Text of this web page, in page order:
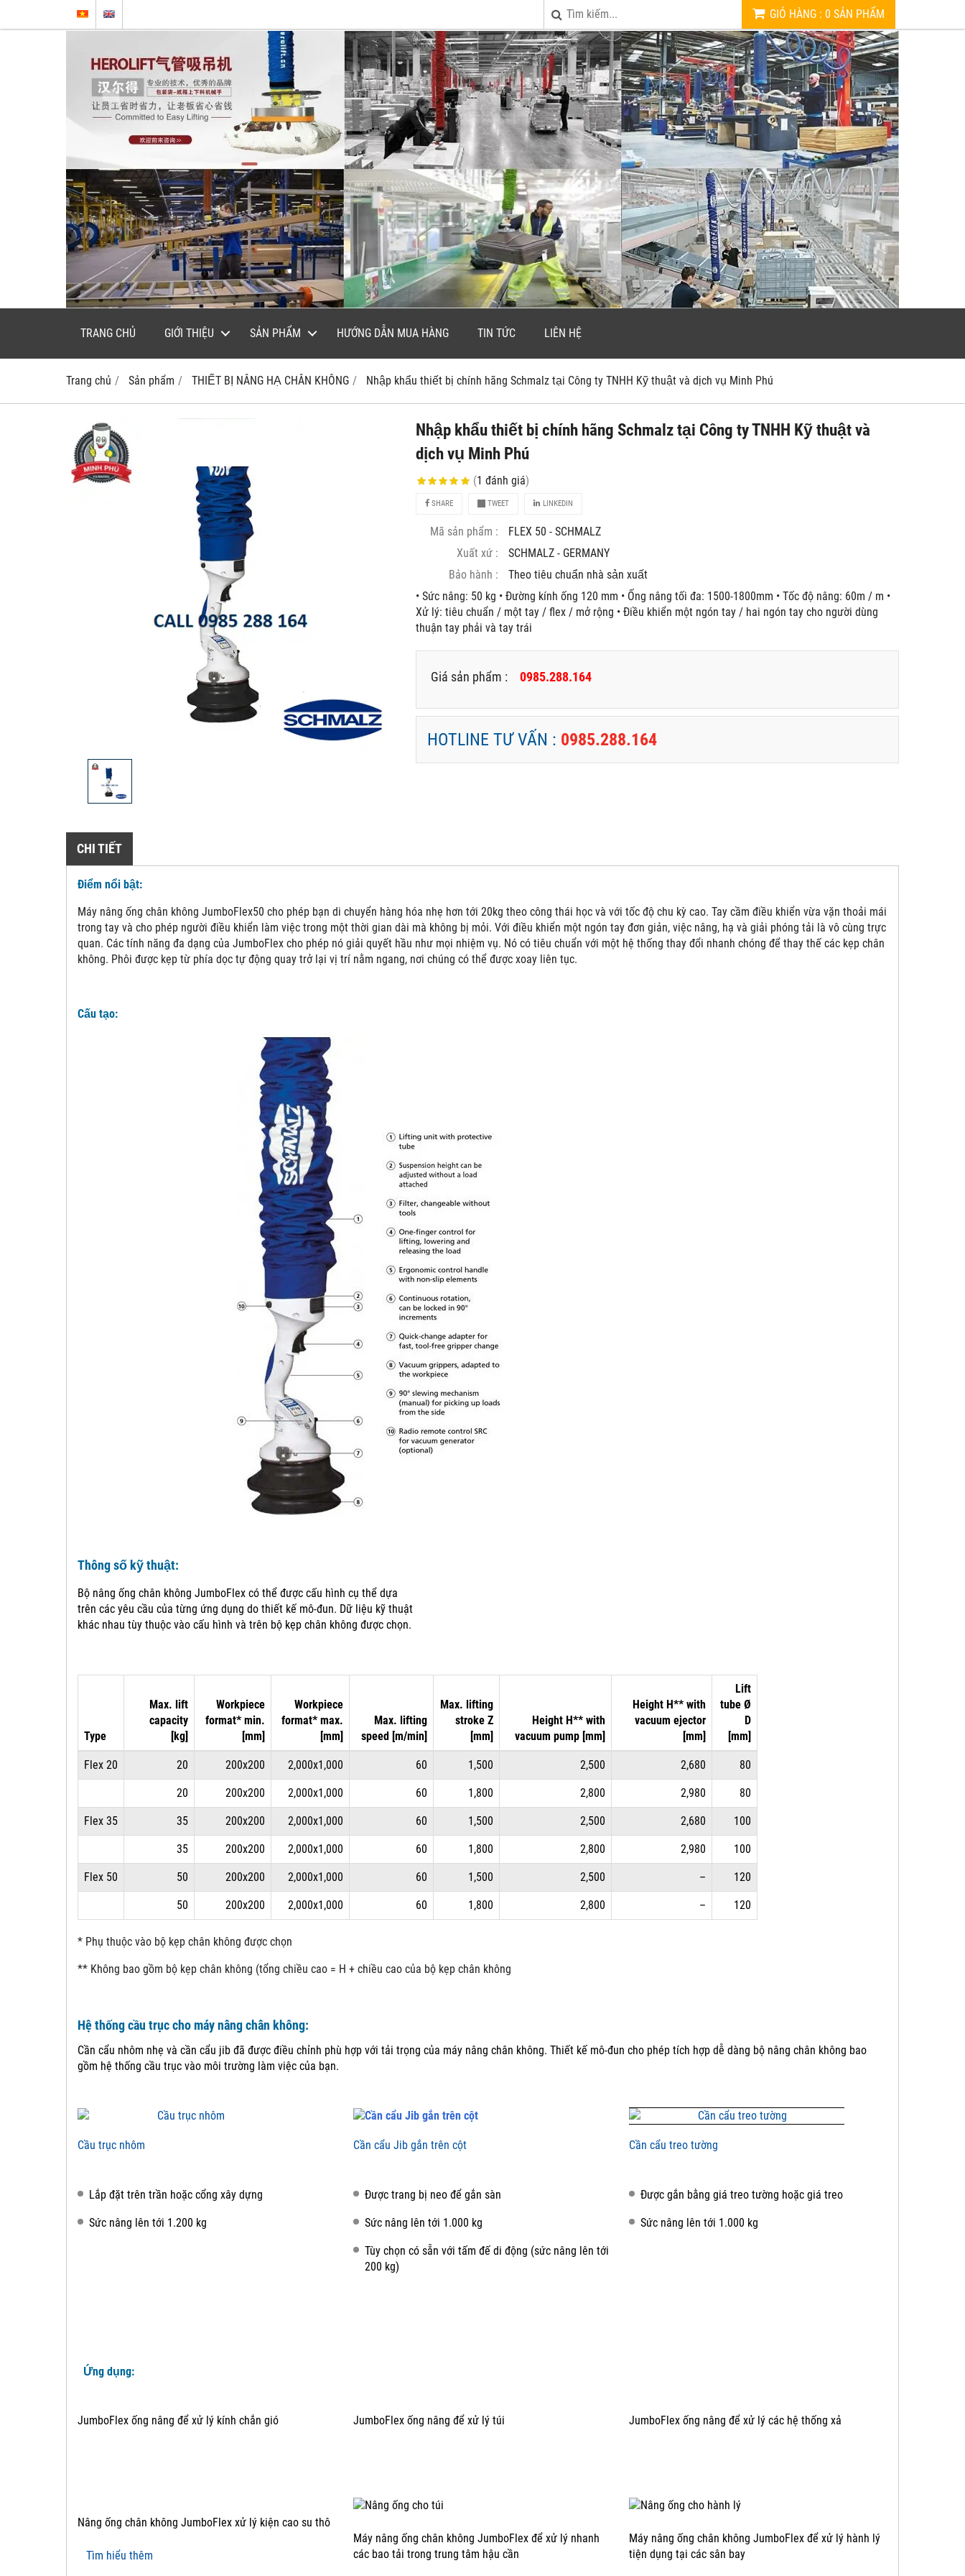
GIỎ HÀNG : 0 SẢN PHẨM
TRANG CHỦ GIỚI THIỆU SẢN PHẨM HƯỚNG DẪN MUA HÀNG TIN TỨC LIÊN HỆ
Trang chủ Sản phẩm THIẾT BỊ NÂNG HẠ CHÂN KHÔNG Nhập khẩu thiết bị chính hãng Schmalz tại Công ty TNHH Kỹ thuật và dịch vụ Minh Phú
Nhập khẩu thiết bị chính hãng Schmalz tại Công ty TNHH Kỹ thuật và
dịch vụ Minh Phú
(1đánh giá)
SHARE TWEET LINKEDIN
Mã sản phẩm :
FLEX 50 - SCHMALZ
Xuất xứ :
SCHMALZ - GERMANY
Bảo hành :
Theo tiêu chuẩn nhà sản xuất
• Sức nâng: 50 kg • Đường kính ống 120 mm • Ống nâng tối đa: 1500-1800mm • Tốc độ nâng: 60m / m •
Xử lý: tiêu chuẩn / một tay / flex / mở rộng • Điều khiển một ngón tay / hai ngón tay cho người dùng
thuận tay phải và tay trái
Giá sản phẩm : 0985.288.164
HOTLINE TƯ VẤN : 0985.288.164
CHI TIẾT
Điểm nổi bật:
Máy nâng ống chân không JumboFlex50 cho phép bạn di chuyển hàng hóa nhẹ hơn tới 20kg theo công thái học và với tốc độ chu kỳ cao. Tay cầm điều khiển vừa vặn thoải mái
trong tay và cho phép người điều khiển làm việc trong một thời gian dài mà không bị mỏi. Với điều khiển một ngón tay đơn giản, việc nâng, hạ và giải phóng tải là vô cùng trực
quan. Các tính năng đa dạng của JumboFlex cho phép nó giải quyết hầu như mọi nhiệm vụ. Nó có tiêu chuẩn với một hệ thống thay đổi nhanh chóng để thay thế các kẹp chân
không. Phôi được kẹp từ phía dọc tự động quay trở lại vị trí nằm ngang, nơi chúng có thể được xoay liên tục.
Cấu tạo:
Thông số kỹ thuật:
Bộ nâng ống chân không JumboFlex có thể được cấu hình cụ thể dựa
trên các yêu cầu của từng ứng dụng do thiết kế mô-đun. Dữ liệu kỹ thuật
khác nhau tùy thuộc vào cấu hình và trên bộ kẹp chân không được chọn.
Type
Max. lift
capacity
[kg]
Workpiece
format* min.
[mm]
Workpiece
format* max.
[mm]
Max. lifting
speed [m/min]
Max. lifting
stroke Z
[mm]
Height H** with
vacuum pump [mm]
Height H** with
vacuum ejector
[mm]
Lift
tube Ø
D
[mm]
Flex 20 20 200x200 2,000x1,000 60 1,500 2,500 2,680 80
20 200x200 2,000x1,000 60 1,800 2,800 2,980 80
Flex 35 35 200x200 2,000x1,000 60 1,500 2,500 2,680 100
35 200x200 2,000x1,000 60 1,800 2,800 2,980 100
Flex 50 50 200x200 2,000x1,000 60 1,500 2,500 – 120
50 200x200 2,000x1,000 60 1,800 2,800 – 120
* Phụ thuộc vào bộ kẹp chân không được chọn
** Không bao gồm bộ kẹp chân không (tổng chiều cao = H + chiều cao của bộ kẹp chân không
Hệ thống cầu trục cho máy nâng chân không:
Cần cẩu nhôm nhẹ và cần cẩu jib đã được điều chỉnh phù hợp với tải trọng của máy nâng chân không. Thiết kế mô-đun cho phép tích hợp dễ dàng bộ nâng chân không bao
gồm hệ thống cầu trục vào môi trường làm việc của bạn.
Cầu trục nhôm
Lắp đặt trên trần hoặc cổng xây dựng
Sức nâng lên tới 1.200 kg
Cần cẩu Jib gắn trên cột
Được trang bị neo để gắn sàn
Sức nâng lên tới 1.000 kg
Tùy chọn có sẵn với tấm đế di động (sức nâng lên tới
200 kg)
Cần cẩu treo tường
Được gắn bằng giá treo tường hoặc giá treo
Sức nâng lên tới 1.000 kg
Ứng dụng:
JumboFlex ống nâng để xử lý kính chắn gió JumboFlex ống nâng để xử lý túi JumboFlex ống nâng để xử lý các hệ thống xả
Nâng ống chân không JumboFlex xử lý kiện cao su thô
Tìm hiểu thêm
Máy nâng ống chân không JumboFlex để xử lý nhanh
các bao tải trong trung tâm hậu cần
Máy nâng ống chân không JumboFlex để xử lý hành lý
tiện dụng tại các sân bay